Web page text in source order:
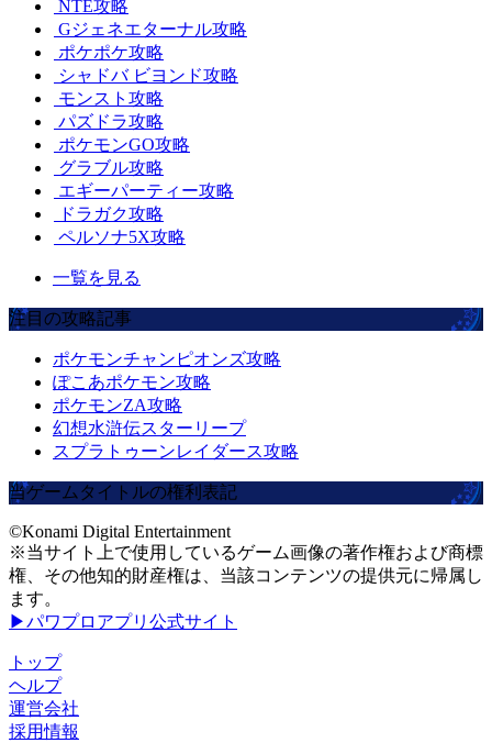
NTE攻略
Gジェネエターナル攻略
ポケポケ攻略
シャドバ ビヨンド攻略
モンスト攻略
パズドラ攻略
ポケモンGO攻略
グラブル攻略
エギーパーティー攻略
ドラガク攻略
ペルソナ5X攻略
一覧を見る
注目の攻略記事
ポケモンチャンピオンズ攻略
ぽこあポケモン攻略
ポケモンZA攻略
幻想水滸伝スターリープ
スプラトゥーンレイダース攻略
当ゲームタイトルの権利表記
©Konami Digital Entertainment
※当サイト上で使用しているゲーム画像の著作権および商標
権、その他知的財産権は、当該コンテンツの提供元に帰属し
ます。
▶パワプロアプリ公式サイト
トップ
ヘルプ
運営会社
採用情報